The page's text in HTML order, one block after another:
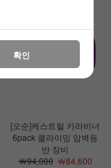
[오순]케스트럴 카라비너
6pack 클라이밍 암벽등
반 장비
￦94,000￦84,600
확인